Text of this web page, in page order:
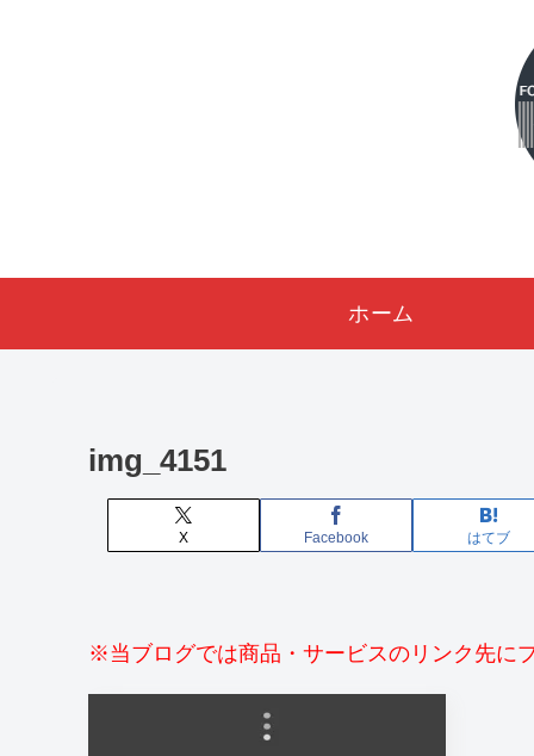
ホーム
img_4151
X Facebook はてブ
※当ブログでは商品・サービスのリンク先に